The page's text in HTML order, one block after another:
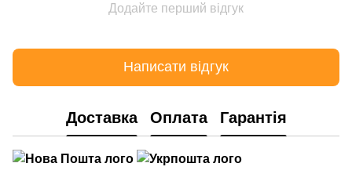
Додайте перший відгук
Написати відгук
Доставка Оплата Гарантія